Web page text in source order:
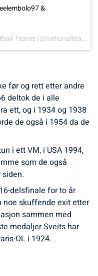
&
Teams(@nationalteams_sfvasf) on
før og rett etter andre
deltok de i alle
ett, og i 1934 og 1938
de også i 1954 da de
i ett VM, i USA 1994,
som de også
delsfinale for to år
noe skuffende exit etter
sammen med
medaljer Sveits har
OL i 1924.